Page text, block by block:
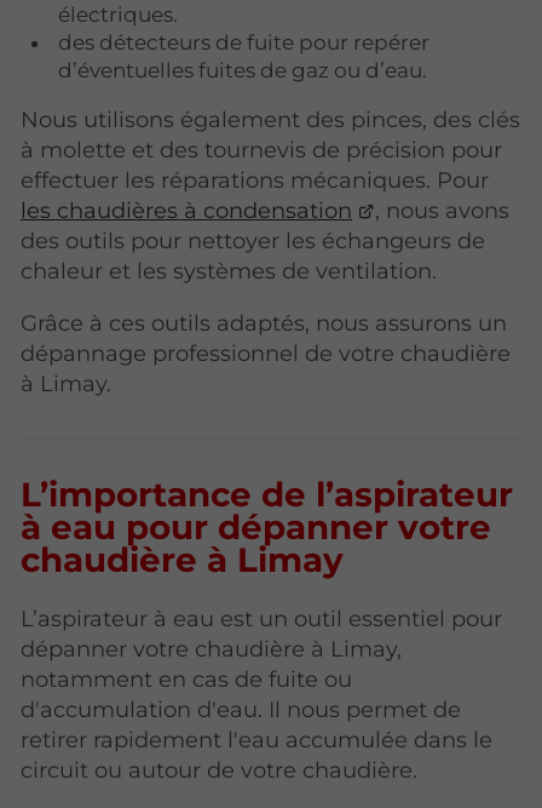
électriques.
des détecteurs de fuite pour repérer
d’éventuelles fuites de gaz ou d’eau.
Nous utilisons également des pinces, des clés
à molette et des tournevis de précision pour
effectuer les réparations mécaniques. Pour
les chaudières à condensation
, nous avons
des outils pour nettoyer les échangeurs de
chaleur et les systèmes de ventilation.
Grâce à ces outils adaptés, nous assurons un
dépannage professionnel de votre chaudière
à Limay.
L’importance de l’aspirateur
à eau pour dépanner votre
chaudière à Limay
L’aspirateur à eau est un outil essentiel pour
dépanner votre chaudière à Limay,
notamment en cas de fuite ou
d'accumulation d'eau. Il nous permet de
retirer rapidement l'eau accumulée dans le
circuit ou autour de votre chaudière.